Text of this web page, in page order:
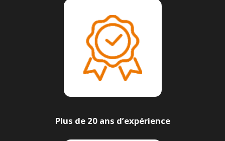
Plus de 20 ans d’expérience